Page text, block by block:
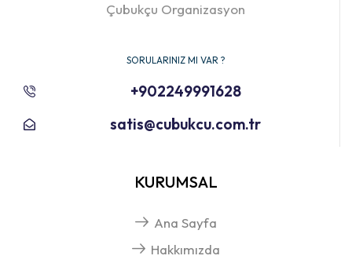
Çubukçu Organizasyon
SORULARINIZ MI VAR ?
+902249991628
satis@cubukcu.com.tr
KURUMSAL
Ana Sayfa
Hakkımızda